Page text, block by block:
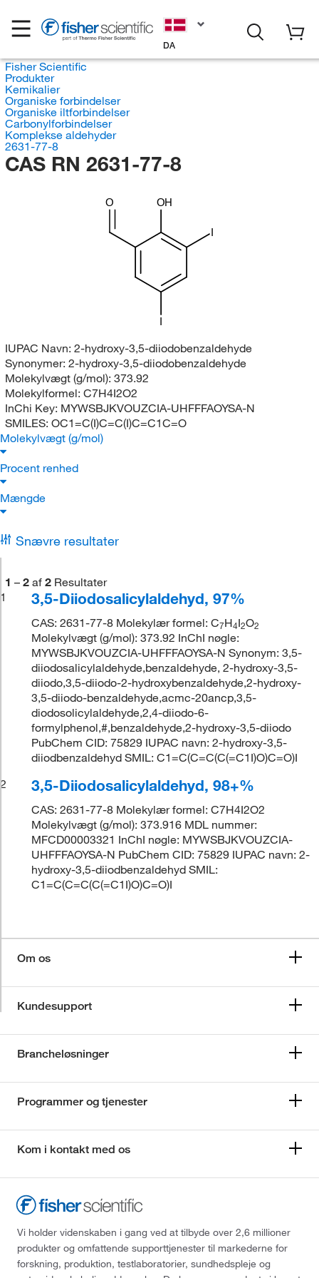
DA
Fisher Scientific
Produkter
Kemikalier
Organiske forbindelser
Organiske iltforbindelser
Carbonylforbindelser
Komplekse aldehyder
2631-77-8
CAS RN 2631-77-8
OH
I
O
IUPAC Navn: 2-hydroxy-3,5-diiodobenzaldehyde
Synonymer: 2-hydroxy-3,5-diiodobenzaldehyde
Molekylvægt (g/mol): 373.92
Molekylformel: C7H4I2O2
InChi Key: MYWSBJKVOUZCIA-UHFFFAOYSA-N
SMILES: OC1=C(I)C=C(I)C=C1C=O
Molekylvægt (g/mol)
Procent renhed
Mængde
Snævre resultater
1 – 2 af 2 Resultater
1
3,5-Diiodosalicylaldehyd, 97%
CAS: 2631-77-8 Molekylær formel: C7H4I2O2
Molekylvægt (g/mol): 373.92 InChI nøgle:
MYWSBJKVOUZCIA-UHFFFAOYSA-N Synonym: 3,5-
diiodosalicylaldehyde,benzaldehyde, 2-hydroxy-3,5-
diiodo,3,5-diiodo-2-hydroxybenzaldehyde,2-hydroxy-
3,5-diiodo-benzaldehyde,acmc-20ancp,3,5-
diodosolicylaldehyde,2,4-diiodo-6-
formylphenol,#,benzaldehyde,2-hydroxy-3,5-diiodo
PubChem CID: 75829 IUPAC navn: 2-hydroxy-3,5-
diiodbenzaldehyd SMIL: C1=C(C=C(C(=C1I)O)C=O)I
2
3,5-Diiodosalicylaldehyd, 98+%
CAS: 2631-77-8 Molekylær formel: C7H4I2O2
Molekylvægt (g/mol): 373.916 MDL nummer:
MFCD00003321 InChI nøgle: MYWSBJKVOUZCIA-
UHFFFAOYSA-N PubChem CID: 75829 IUPAC navn: 2-
hydroxy-3,5-diiodbenzaldehyd SMIL:
C1=C(C=C(C(=C1I)O)C=O)I
Om os
Kundesupport
Brancheløsninger
Programmer og tjenester
Kom i kontakt med os
Vi holder videnskaben i gang ved at tilbyde over 2,6 millioner
produkter og omfattende supporttjenester til markederne for
forskning, produktion, testlaboratorier, sundhedspleje og